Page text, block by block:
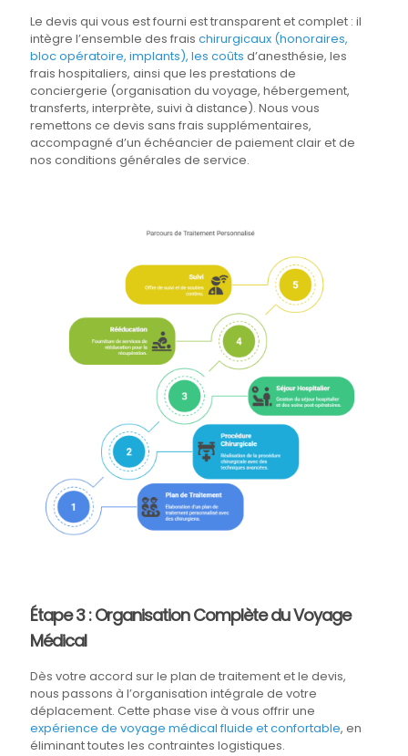
Le devis qui vous est fourni est transparent et complet : il
intègre l’ensemble des frais chirurgicaux (honoraires,
bloc opératoire, implants), les coûts d’anesthésie, les
frais hospitaliers, ainsi que les prestations de
conciergerie (organisation du voyage, hébergement,
transferts, interprète, suivi à distance). Nous vous
remettons ce devis sans frais supplémentaires,
accompagné d’un échéancier de paiement clair et de
nos conditions générales de service.
Étape 3 : Organisation Complète du Voyage
Médical
Dès votre accord sur le plan de traitement et le devis,
nous passons à l’organisation intégrale de votre
déplacement. Cette phase vise à vous offrir une
expérience de voyage médical fluide et confortable, en
éliminant toutes les contraintes logistiques.